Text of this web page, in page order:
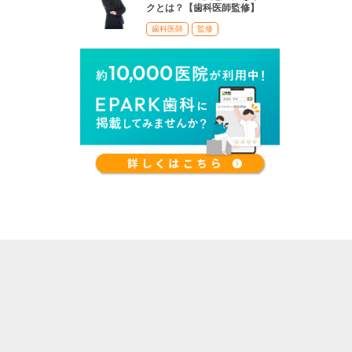
クとは？【歯科医師監修】
歯科医師 監修